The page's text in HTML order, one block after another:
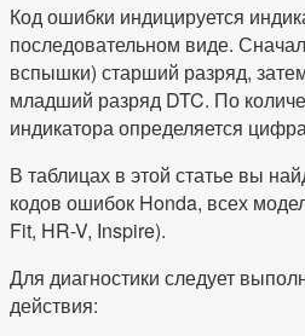
Код ошибки индицируется
последовательном виде.
вспышки) старший разряд,
младший разряд DTC. По
индикатора определяется
В таблицах в этой статье вы
кодов ошибок Honda, всех
Fit, HR-V, Inspire).
Для диагностики следует
действия: